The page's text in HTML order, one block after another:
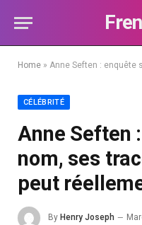
Home » Anne Seften : enquête sur un
CÉLÉBRITÉ
Anne Seften
nom, ses
peut
By Henry Joseph